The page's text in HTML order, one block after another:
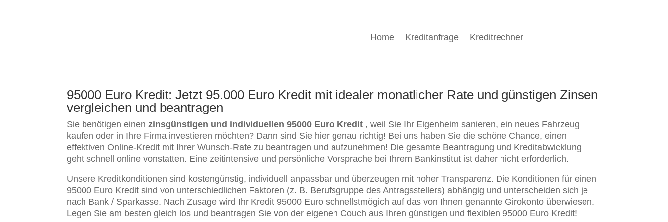
Home Kreditanfrage Kreditrechner
95000 Euro Kredit: Jetzt 95.000 Euro Kredit mit idealer monatlicher Rate und günstigen Zinsen
vergleichen und beantragen
Sie benötigen einenzinsgünstigen und individuellen 95000 Euro Kredit , weil Sie Ihr Eigenheim sanieren, ein neues Fahrzeug
kaufen oder in Ihre Firma investieren möchten? Dann sind Sie hier genau richtig! Bei uns haben Sie die schöne Chance, einen
effektiven Online-Kredit mit Ihrer Wunsch-Rate zu beantragen und aufzunehmen! Die gesamte Beantragung und Kreditabwicklung
geht schnell online vonstatten. Eine zeitintensive und persönliche Vorsprache bei Ihrem Bankinstitut ist daher nicht erforderlich.
Unsere Kreditkonditionen sind kostengünstig, individuell anpassbar und überzeugen mit hoher Transparenz. Die Konditionen für einen
95000 Euro Kredit sind von unterschiedlichen Faktoren (z. B. Berufsgruppe des Antragsstellers) abhängig und unterscheiden sich je
nach Bank / Sparkasse. Nach Zusage wird Ihr Kredit 95000 Euro schnellstmögich auf das von Ihnen genannte Girokonto überwiesen.
Legen Sie am besten gleich los und beantragen Sie von der eigenen Couch aus Ihren günstigen und flexiblen 95000 Euro Kredit!